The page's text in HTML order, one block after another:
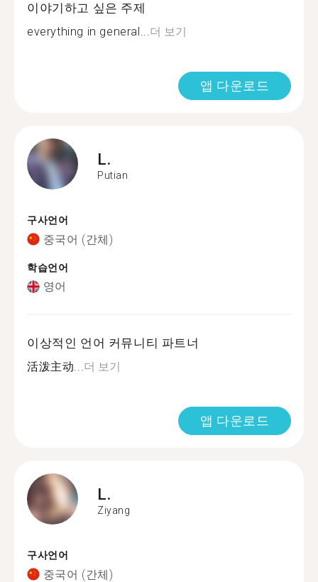
이야기하고 싶은 주제
everything in general...더 보기
앱 다운로드
L.
Putian
구사언어
중국어 (간체)
학습언어
영어
이상적인 언어 커뮤니티 파트너
活泼主动...더 보기
앱 다운로드
L.
Ziyang
구사언어
중국어 (간체)